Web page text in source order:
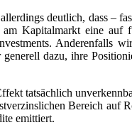
deutlich, dass –
Kapitalmarkt eine auf
dazu, ihre
tatsächlich
Bereich auf
emittiert.